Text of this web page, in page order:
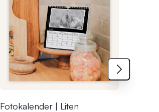
Fotokalender | Liten